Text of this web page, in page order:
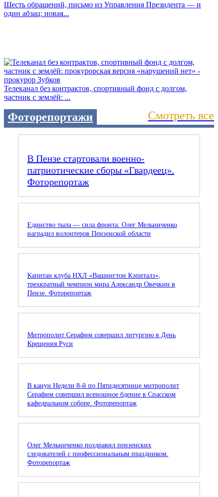
Шесть обращений, письмо из Управления Президента — и
один абзац: новая...
Телеканал без контрактов, спортивный фонд с долгом,
частник с землёй: ...
Фоторепортажи Смотреть все
В Пензе стартовали военно-
патриотические сборы «Гвардеец».
Фоторепортаж
Единство тыла — сила фронта: Олег Мельниченко
наградил волонтеров Пензенской области
Капитан клуба НХЛ «Вашингтон Кэпиталз»,
трехкратный чемпион мира Александр Овечкин в
Пензе. Фоторепортаж
Митрополит Серафим совершил литургию в День
Крещения Руси
В канун Недели 8-й по Пятидесятнице митрополит
Серафим совершил всенощное бдение в Спасском
кафедральном соборе. Фоторепортаж
Олег Мельниченко поздравил пензенских
следователей с профессиональным праздником.
Фоторепортаж